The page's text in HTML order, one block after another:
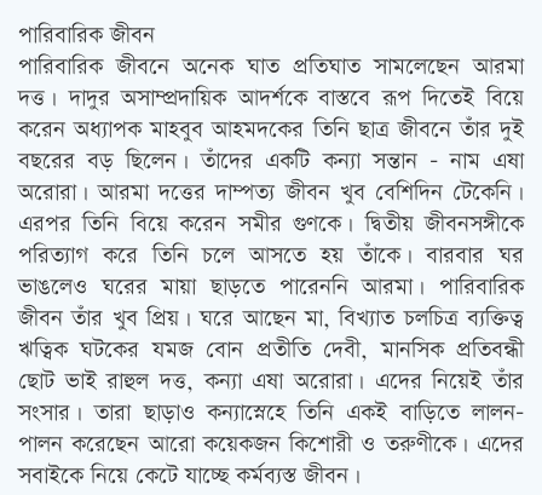
পারিবারিক জীবন
পারিবারিক জীবনে অনেক ঘাত প্রতিঘাত সামলেছেন আরমা
দত্ত। দাদুর অসাম্প্রদায়িক আদর্শকে বাস্তবে রূপ দিতেই বিয়ে
করেন অধ্যাপক মাহবুব আহমদকের তিনি ছাত্র জীবনে তাঁর দুই
বছরের বড় ছিলেন। তাঁদের একটি কন্যা সন্তান – নাম এষা
অরোরা। আরমা দত্তের দাম্পত্য জীবন খুব বেশিদিন টেকেনি।
এরপর তিনি বিয়ে করেন সমীর গুণকে। দ্বিতীয় জীবনসঙ্গীকে
পরিত্যাগ করে তিনি চলে আসতে হয় তাঁকে। বারবার ঘর
ভাঙলেও ঘরের মায়া ছাড়তে পারেননি আরমা। পারিবারিক
জীবন তাঁর খুব প্রিয়। ঘরে আছেন মা, বিখ্যাত চলচিত্র ব্যক্তিত্ব
ঋত্বিক ঘটকের যমজ বোন প্রতীতি দেবী, মানসিক প্রতিবন্ধী
ছোট ভাই রাহুল দত্ত, কন্যা এষা অরোরা। এদের নিয়েই তাঁর
সংসার। তারা ছাড়াও কন্যাস্নেহে তিনি একই বাড়িতে লালন-
পালন করেছেন আরো কয়েকজন কিশোরী ও তরুণীকে। এদের
সবাইকে নিয়ে কেটে যাচ্ছে কর্মব্যস্ত জীবন।